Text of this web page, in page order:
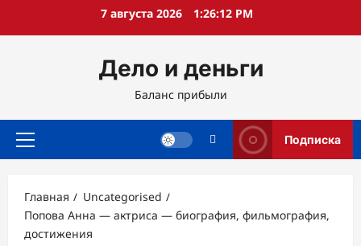
7 августа 2026 1:26:13 PM
Дело и деньги
Баланс прибыли
Основное
Подписка
Главная
Uncategorised
Попова Анна — актриса — биография, фильмография,
достижения